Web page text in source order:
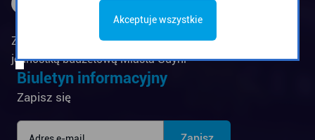
Zarząd Komunikacji Miejskiej w Gdyni jest
jednostką budżetową Miasta Gdyni
Biuletyn informacyjny
Zapisz się
Akceptuje wszystkie